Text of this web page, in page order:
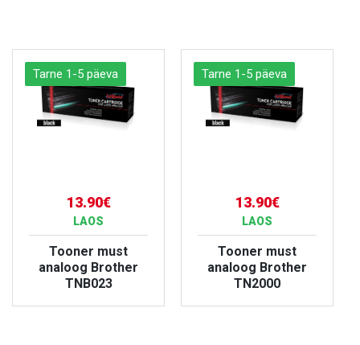
Tarne 1-5 päeva
13.90€
LAOS
Tooner must
analoog Brother
TNB023
Tarne 1-5 päeva
13.90€
LAOS
Tooner must
analoog Brother
TN2000